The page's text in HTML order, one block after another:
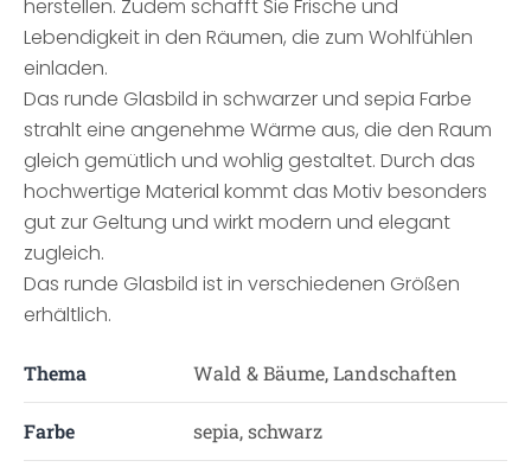
herstellen. Zudem schafft Sie Frische und
Lebendigkeit in den Räumen, die zum Wohlfühlen
einladen.
Das runde Glasbild in schwarzer und sepia Farbe
strahlt eine angenehme Wärme aus, die den Raum
gleich gemütlich und wohlig gestaltet. Durch das
hochwertige Material kommt das Motiv besonders
gut zur Geltung und wirkt modern und elegant
zugleich.
Das runde Glasbild ist in verschiedenen Größen
erhältlich.
Thema Wald & Bäume, Landschaften
Farbe sepia, schwarz